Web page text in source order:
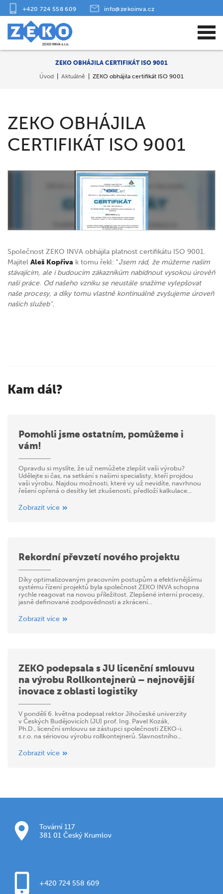
+420 724 558 609 info@zekoinva.cz
ZEKO OBHÁJILA CERTIFIKÁT ISO 9001
Úvod
Aktuálně ZEKO obhájila certifikát ISO 9001
ZEKO OBHÁJILA
CERTIFIKÁT ISO 9001
Společnost ZEKO INVA obhájila platnost certifikátu ISO 9001.
Majitel Aleš Kopřiva k tomu řekl: "Jsem rád, že můžeme našim
stávajícím, ale i budoucím zákazníkům nabídnout vysokou úrověň
naší práce. Od našeho vzniku se neustále snažíme vylepšovat
naše procesy, a díky tomu vlastně kontinuálně zvyšujeme úroveň
našich služeb".
Kam dál?
Pomohli jsme ostatním, pomůžeme i
vám!
Opravdu si myslíte, že už nemůžete zlepšit vaši výrobu?
Udělejte si čas, na setkání s našimi specialisty, kteří projdou
vaši výrobu. Najdou možnosti, které vy už nevidíte, navrhnou
řešení opřená o desítky let zkušeností, předloží kalkulace...
Zobrazit více
Rekordní převzetí nového projektu
Díky optimalizovaným pracovním postupům a efektivnějšímu
systému řízení projektů byla společnost ZEKO INVA schopna
rychle reagovat na novou příležitost. Zlepšené interní procesy,
jasně definované zodpovědnosti a zkrácení...
Zobrazit více
ZEKO podepsala s JU licenční smlouvu
na výrobu Rollkontejnerů – nejnovější
inovace z oblasti logistiky
V pondělí 6. května podepsal rektor Jihočeské univerzity
v Českých Budějovicích (JU) prof. Ing. Pavel Kozák,
Ph.D., licenční smlouvu se zástupci společnosti ZEKO-i.
s.r.o. na sériovou výrobu rollkontejnerů. Slavnostního...
Zobrazit více
Tovární 117
381 01 Český Krumlov
+420 724 558 609